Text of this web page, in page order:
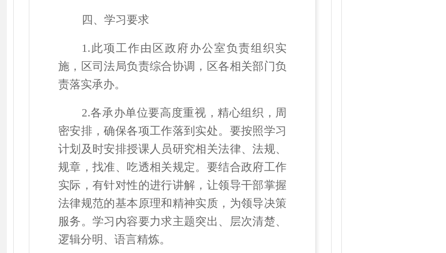
四、学习要求
1. 此项工作由区政府办公室负责组织实
施，区司法局负责综合协调，区各相关部门负
责落实承办。
2.各承办单位要高度重视，精心组织，周
密安排，确保各项工作落到实处。要按照学习
计划及时安排授课人员研究相关法律、法规、
规章，找准、吃透相关规定。要结合政府工作
实际，有针对性的进行讲解，让领导干部掌握
法律规范的基本原理和精神实质，为领导决策
服务。学习内容要力求主题突出、层次清楚、
逻辑分明、语言精炼。